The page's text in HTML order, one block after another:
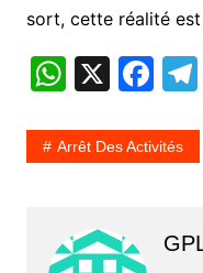
sort, cette réalité
W
at
p
X F
c
o
Arrêt Des Activités